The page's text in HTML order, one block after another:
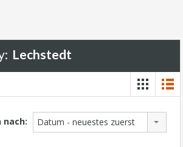
Lechstedt
nach: Datum - neuestes zuerst